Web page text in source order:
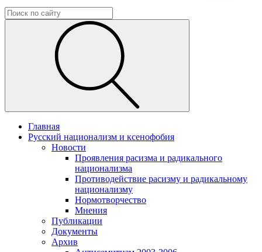
Главная
Русский национализм и ксенофобия
Новости
Проявления расизма и радикального
национализма
Противодействие расизму и радикальному
национализму
Нормотворчество
Мнения
Публикации
Документы
Архив